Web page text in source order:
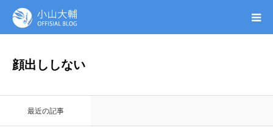
顔出ししない
最近の記事